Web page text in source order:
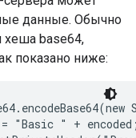
данные. Обычно
хеша base64,
показано ниже:
= "Basic " +